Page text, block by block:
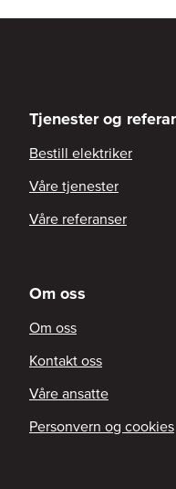
Tjenester og
Bestill elektriker
Våre tjenester
Våre referanser
Om oss
Om oss
Kontakt oss
Våre ansatte
Personvern og cookies